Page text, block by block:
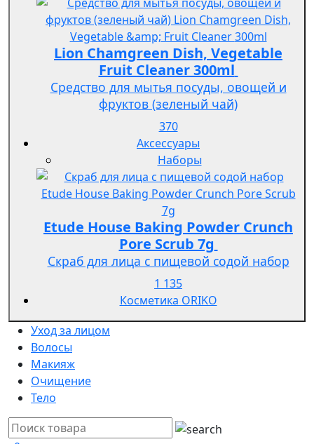
Lion Chamgreen Dish, Vegetable
Fruit Cleaner 300ml
Средство для мытья посуды, овощей и
фруктов (зеленый чай)
370
Аксессуары
Наборы
Etude House Baking Powder Crunch
Pore Scrub 7g
Скраб для лица с пищевой содой набор
1 135
Косметика ORIKO
Уход за лицом
Волосы
Макияж
Очищение
Тело